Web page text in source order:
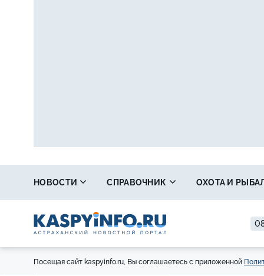
НОВОСТИ СПРАВОЧНИК ОХОТА И
Посещая сайт kaspyinfo.ru, Вы соглашаетесь с приложенной